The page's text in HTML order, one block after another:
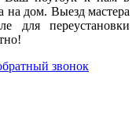
на дом. Выезд мастера
для переустановки
звонок